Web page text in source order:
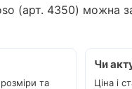
(арт. 4350) можна
та
Чи
Ціна і